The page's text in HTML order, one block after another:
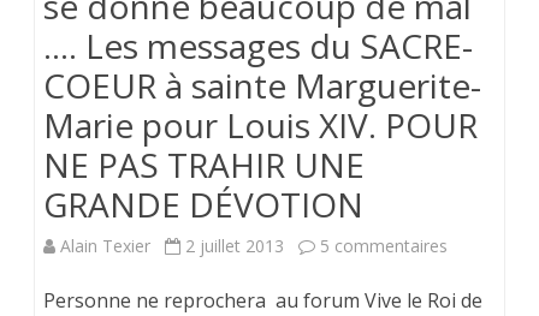
…. Les messages du SACRE-
COEUR à sainte Marguerite-
Marie pour Louis XIV. POUR
NE PAS TRAHIR UNE
GRANDE DÉVOTION
Alain Texier 2 juillet 2013 5 commentaires
Personne ne reprochera au forum Vive le Roi de